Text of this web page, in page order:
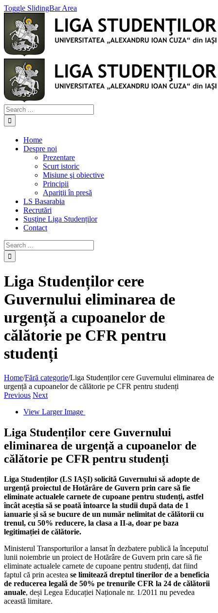
Toggle SlidingBar Area
Home
Despre noi
Prezentare
Scurt istoric
Misiune şi obiective
Principii
Apariţii în presă
LS Basarabia
Recrutări
Susţine Liga Studenților
Contact
Liga Studenților cere
Guvernului eliminarea de
urgență a cupoanelor de
călătorie pe CFR pentru
studenți
Home/Fără categorie/Liga Studenților cere Guvernului eliminarea de
urgență a cupoanelor de călătorie pe CFR pentru studenți
Previous Next
View Larger Image
Liga Studenților cere Guvernului
eliminarea de urgență a cupoanelor de
călătorie pe CFR pentru studenți
Liga Studenților (LS IAȘI) solicită Guvernului să adopte de
urgență proiectul de Hotărâre de Guvern prin care să fie
eliminate actualele carnete de cupoane pentru studenți, astfel
încât aceștia să se poată întoarce la studii după data de 1
ianuarie și să se bucure de un număr nelimitat de călătorii cu
trenul, cu 50% reducere, la clasa a II-a, doar pe baza
legitimației de călătorie.
Ministerul Transporturilor a lansat în dezbatere publică la începutul
lunii noiembrie un proiect de Hotărâre de Guvern prin care să fie
eliminate actualele carnete de cupoane pentru studenți, dat fiind
faptul că prin acestea se limitează dreptul tinerilor de a beneficia
de reducerea legală de 50% pe trenurile CFR la 24 de călătorii
anuale, deși Legea Educației Naționale nr. 1/2011 nu pevedea
această limitare.